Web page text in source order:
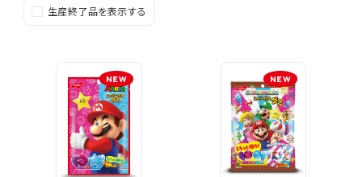
生産終了品を表示する
NEW NEW